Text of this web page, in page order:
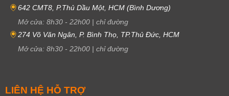
642 CMT8, P.Thủ Dầu Một, HCM (Bình Dương)
Mở cửa: 8h30 - 22h00 | chỉ đường
274 Võ Văn Ngân, P. Bình Thọ, TP.Thủ Đức, HCM
Mở cửa: 8h30 - 22h00 | chỉ đường
LIÊN HỆ HỖ TRỢ